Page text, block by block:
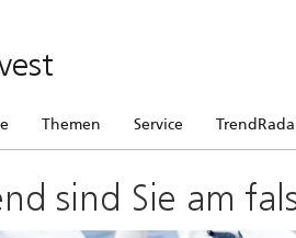
Themen Service
sind Sie am